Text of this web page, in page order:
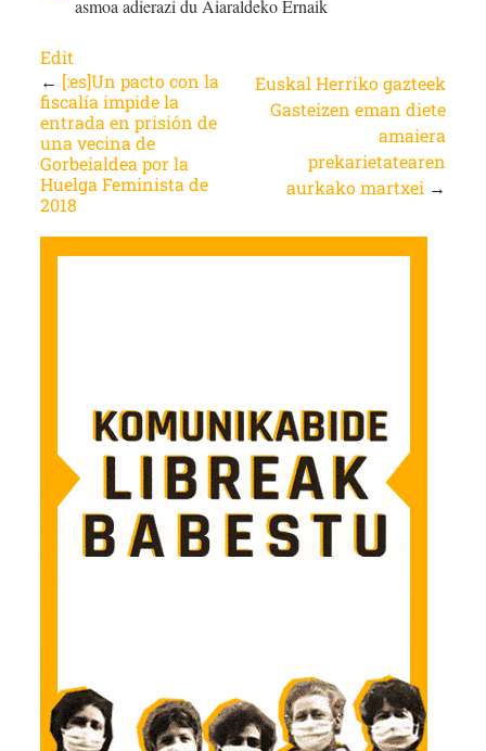
asmoa adierazi du Aiaraldeko Ernaik
Edit
← [:es]Un pacto con la
fiscalía impide la
entrada en prisión de
una vecina de
Gorbeialdea por la
Huelga Feminista de
2018
Euskal Herriko gazteek
Gasteizen eman diete
amaiera
prekarietatearen
aurkako martxei →